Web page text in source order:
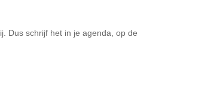
Dus schrijf het in je agenda, op de